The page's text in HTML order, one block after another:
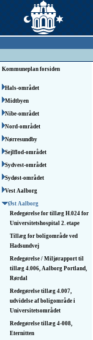
Kommuneplan forsiden
Hals-området
Midtbyen
Nibe-området
Nord-området
Nørresundby
Sejlflod-området
Sydvest-området
Sydøst-området
Vest Aalborg
Øst Aalborg
Redegørelse for tillæg H.024 for
Universitetshospital 2. etape
Tillæg for boligområde ved
Hadsundvej
Redegørelse / Miljørapport til
tillæg 4.006, Aalborg Portland,
Rørdal
Redegørelse tillæg 4.007,
udvidelse af boligområde i
Universitetsområdet
Redegørelse tillæg 4-008,
Eternitten